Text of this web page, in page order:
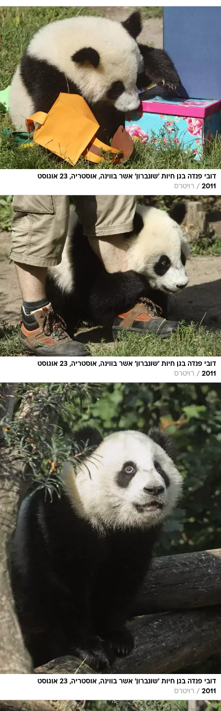
דובי פנדה בגן חיות 'שונברון' אשר בווינה, אוסטריה, 23 אוגוסט
2011
/ רויטרס
דובי פנדה בגן חיות 'שונברון' אשר בווינה, אוסטריה, 23 אוגוסט
2011
/ רויטרס
דובי פנדה בגן חיות 'שונברון' אשר בווינה, אוסטריה, 23 אוגוסט
2011
/ רויטרס